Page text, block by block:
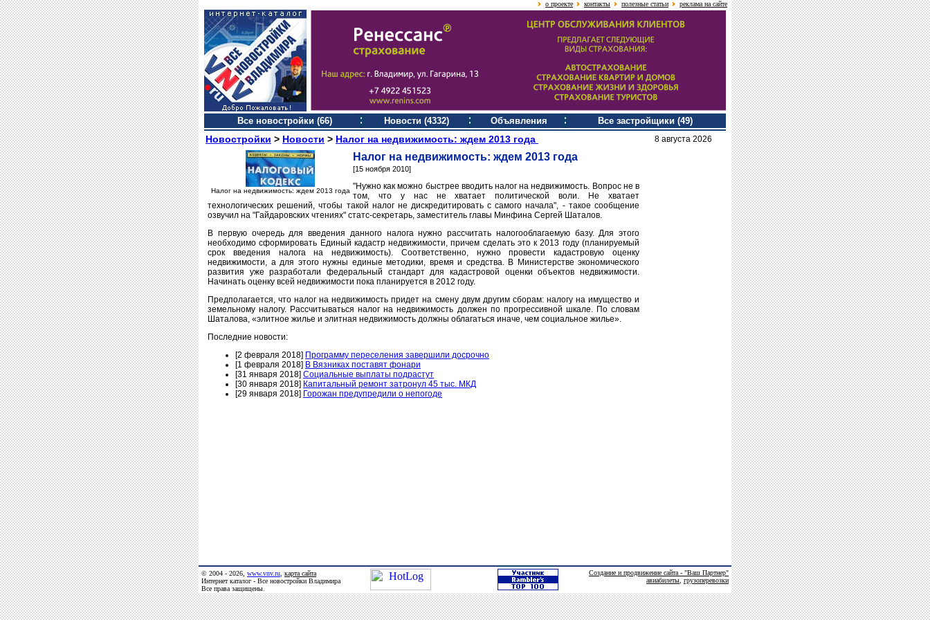
о проекте контакты полезные статьи реклама на сайте
Все новостройки (66) Новости (4332) Объявления Все застройщики (49)
Новостройки > Новости > Налог на недвижимость: ждем 2013 года 8 августа 2026
Налог на недвижимость: ждем 2013 года
Налог на недвижимость: ждем 2013 года
[15 ноября 2010]
"Нужно как можно быстрее вводить налог на недвижимость. Вопрос не в
том, что у нас не хватает политической воли. Не хватает
технологических решений, чтобы такой налог не дискредитировать с самого начала", - такое сообщение
озвучил на "Гайдаровских чтениях" статс-секретарь, заместитель главы Минфина Сергей Шаталов.
В первую очередь для введения данного налога нужно рассчитать налогооблагаемую базу. Для этого
необходимо сформировать Единый кадастр недвижимости, причем сделать это к 2013 году (планируемый
срок введения налога на недвижимость). Соответственно, нужно провести кадастровую оценку
недвижимости, а для этого нужны единые методики, время и средства. В Министерстве экономического
развития уже разработали федеральный стандарт для кадастровой оценки объектов недвижимости.
Начинать оценку всей недвижимости пока планируется в 2012 году.
Предполагается, что налог на недвижимость придет на смену двум другим сборам: налогу на имущество и
земельному налогу. Рассчитываться налог на недвижимость должен по прогрессивной шкале. По словам
Шаталова, «элитное жилье и элитная недвижимость должны облагаться иначе, чем социальное жилье».
Последние новости:
[2 февраля 2018] Программу переселения завершили досрочно
[1 февраля 2018] В Вязниках поставят фонари
[31 января 2018] Социальные выплаты подрастут
[30 января 2018] Капитальный ремонт затронул 45 тыс. МКД
[29 января 2018] Горожан предупредили о непогоде
© 2004 - 2026, www.vnv.ru карта сайта
Интернет каталог - Все новостройки Владимира
Все права защищены.
Создание и продвижение сайта - "Ваш Партнер"
авиабилеты грузоперевозки